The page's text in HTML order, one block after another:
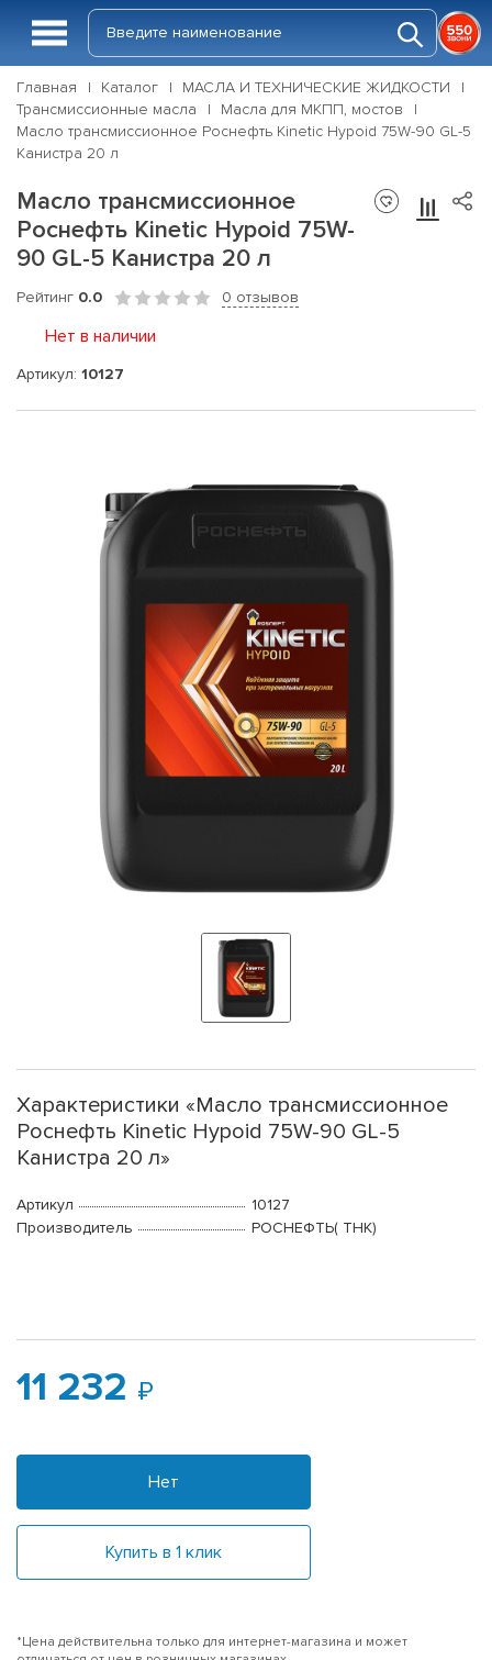
Главная Каталог
МАСЛА И ТЕХНИЧЕСКИЕ ЖИДКОСТИ
Трансмиссионные масла
Масла для МКПП, мостов
Масло трансмиссионное Роснефть Kinetic Hypoid 75W-90 GL-5
Канистра 20 л
Масло трансмиссионное
Роснефть Kinetic Hypoid 75W-
90 GL-5 Канистра 20 л
Рейтинг 0.0 0 отзывов
Нет в наличии
Артикул: 10127
Характеристики «Масло трансмиссионное
Роснефть Kinetic Hypoid 75W-90 GL-5
Канистра 20 л»
Артикул
10127
Производитель
РОСНЕФТЬ( ТНК)
11 232
Нет
Купить в 1 клик
*Цена действительна только для интернет-магазина и может